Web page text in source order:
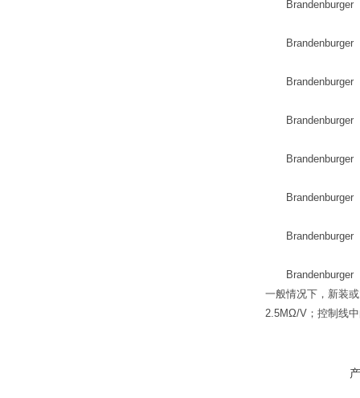
Brandenburger
Brandenburger
Brandenburger
Brandenburger
Brandenburger
Brandenburger
Brandenburger
Brandenburger
一般情况下，新装
2.5MΩ/V；控制线